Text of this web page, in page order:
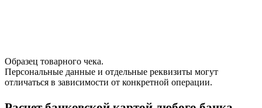
Образец товарного чека.
Персональные данные и отдельные реквизиты могут
отличаться в зависимости от конкретной операции.